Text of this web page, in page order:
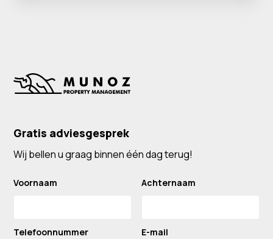
Gratis adviesgesprek
Wij bellen u graag binnen één dag terug!
Voornaam Achternaam
Telefoonnummer E-mail